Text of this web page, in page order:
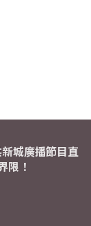
城廣播節目直
限！